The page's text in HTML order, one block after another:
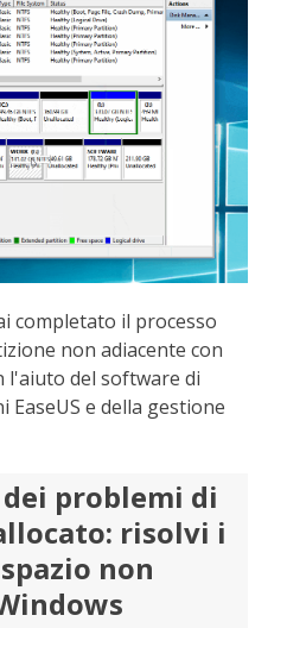
completato il processo
non adiacente con
l'aiuto del software di
e della gestione
problemi di
risolvi i
non